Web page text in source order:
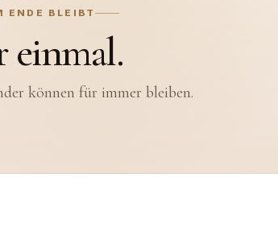
ENDE BLEIBT
einmal.
können für immer bleiben.
nicht alles
Momente, die um euch herum